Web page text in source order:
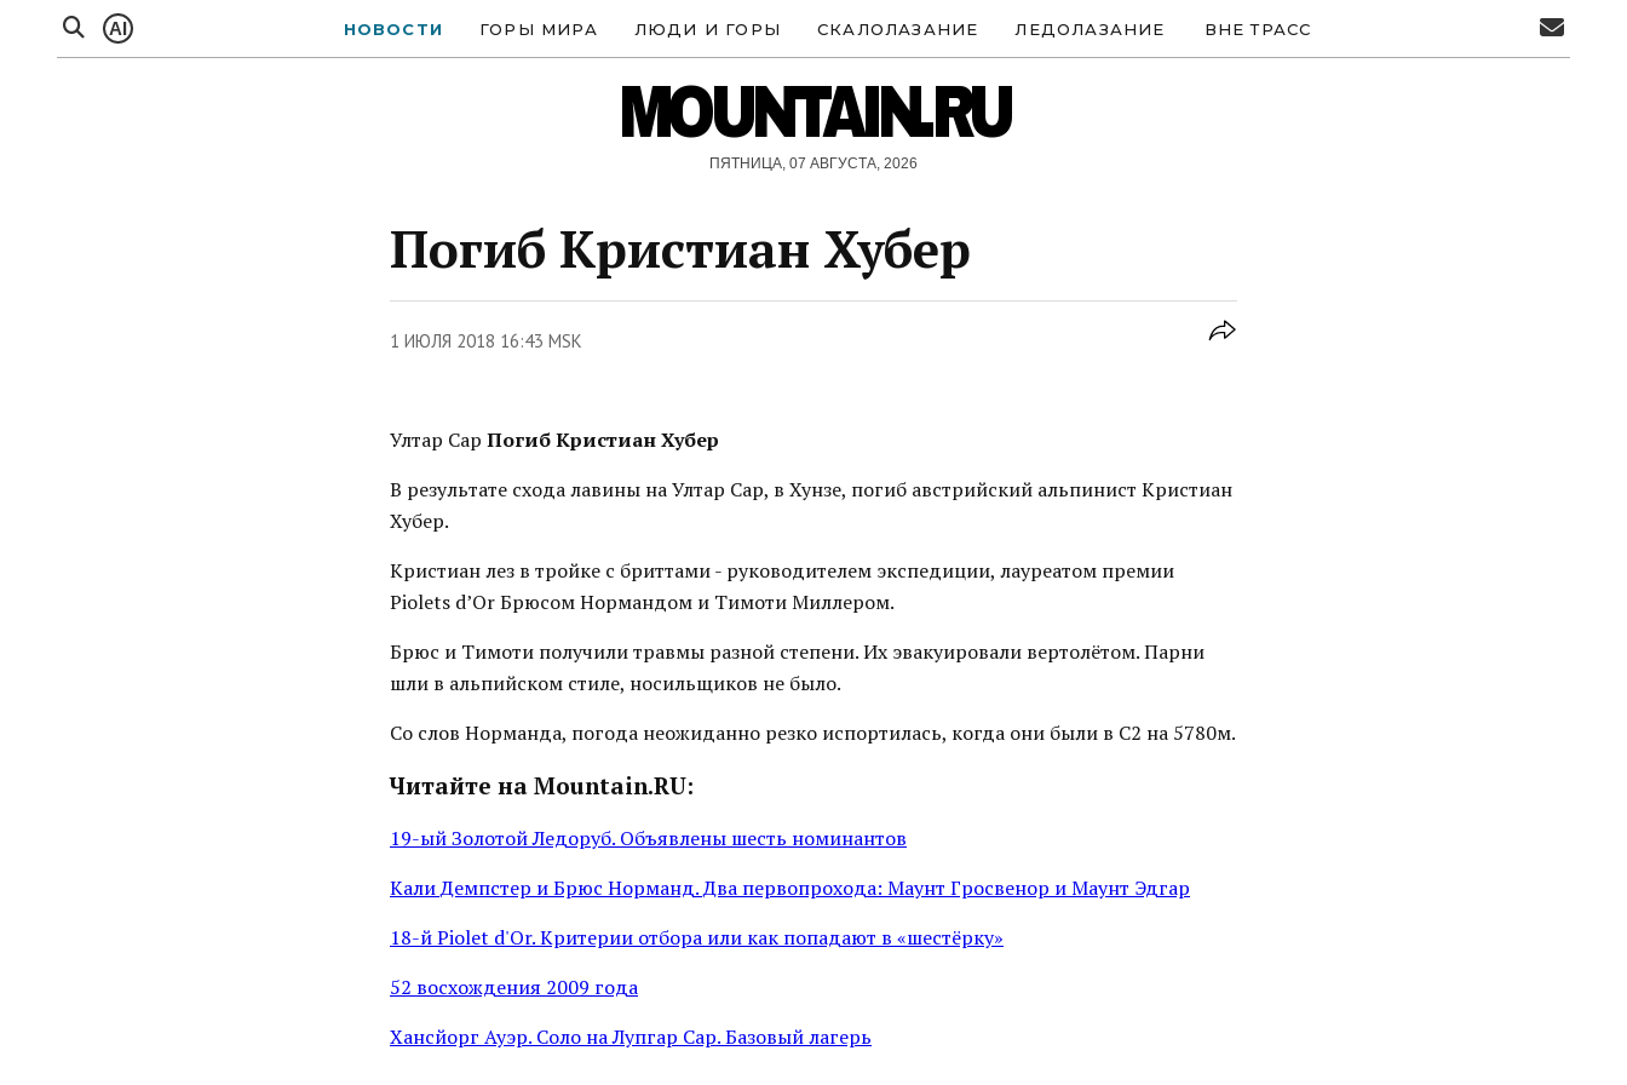
AI НОВОСТИ ГОРЫ МИРА ЛЮДИ И ГОРЫ СКАЛОЛАЗАНИЕ ЛЕДОЛАЗАНИЕ ВНЕ ТРАСС
MOUNTAIN.RU
ПЯТНИЦА, 07 АВГУСТА, 2026
Погиб Кристиан Хубер
1 ИЮЛЯ 2018 16:43 MSK
Ултар Сар Погиб Кристиан Хубер
В результате схода лавины на Ултар Сар, в Хунзе, погиб австрийский альпинист Кристиан
Хубер.
Кристиан лез в тройке с бриттами - руководителем экспедиции, лауреатом премии
Piolets d’Or Брюсом Нормандом и Тимоти Миллером.
Брюс и Тимоти получили травмы разной степени. Их эвакуировали вертолётом. Парни
шли в альпийском стиле, носильщиков не было.
Со слов Норманда, погода неожиданно резко испортилась, когда они были в С2 на 5780м.
Читайте на Mountain.RU:
19-ый Золотой Ледоруб. Объявлены шесть номинантов
Кали Демпстер и Брюс Норманд. Два первопрохода: Маунт Гросвенор и Маунт Эдгар
18-й Piolet d'Or. Критерии отбора или как попадают в «шестёрку»
52 восхождения 2009 года
Хансйорг Ауэр. Соло на Лупгар Сар. Базовый лагерь